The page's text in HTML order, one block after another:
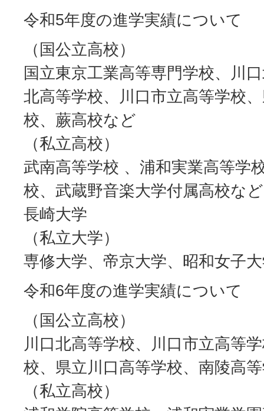
令和5年度の進学実績について
（国公立高校）
国立東京工業高等専門学校、川
北高等学校、川口市立高等学校
校、蕨高校など
（私立高校）
武南高等学校 、浦和実業高等学
校、武蔵野音楽大学付属高校な
長崎大学
（私立大学）
専修大学、帝京大学、昭和女子
令和6年度の進学実績について
（国公立高校）
川口北高等学校、川口市立高等
校、県立川口高等学校、南陵高
（私立高校）